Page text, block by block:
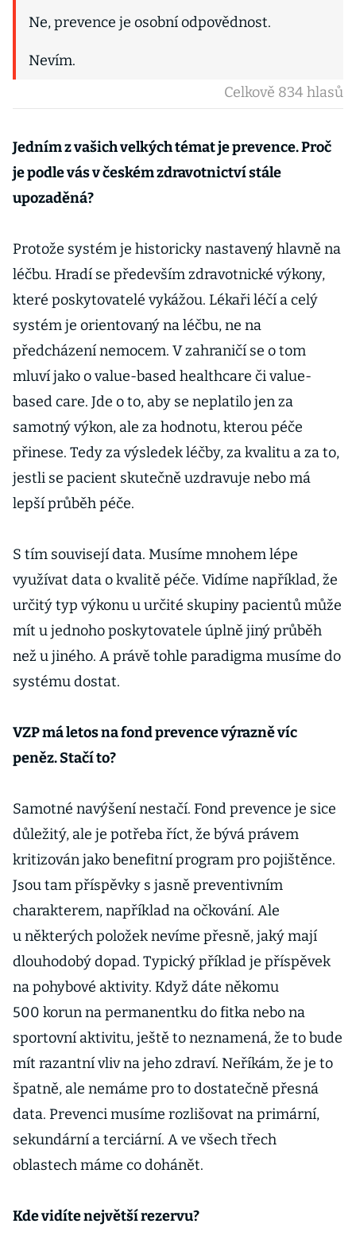
Ne, prevence je osobní odpovědnost.
Nevím.
Celkově 834 hlasů
Jedním z vašich velkých témat je prevence. Proč
je podle vás v českém zdravotnictví stále
upozaděná?
Protože systém je historicky nastavený hlavně na
léčbu. Hradí se především zdravotnické výkony,
které poskytovatelé vykážou. Lékaři léčí a celý
systém je orientovaný na léčbu, ne na
předcházení nemocem. V zahraničí se o tom
mluví jako o value-based healthcare či value-
based care. Jde o to, aby se neplatilo jen za
samotný výkon, ale za hodnotu, kterou péče
přinese. Tedy za výsledek léčby, za kvalitu a za to,
jestli se pacient skutečně uzdravuje nebo má
lepší průběh péče.
S tím souvisejí data. Musíme mnohem lépe
využívat data o kvalitě péče. Vidíme například, že
určitý typ výkonu u určité skupiny pacientů může
mít u jednoho poskytovatele úplně jiný průběh
než u jiného. A právě tohle paradigma musíme do
systému dostat.
VZP má letos na fond prevence výrazně víc
peněz. Stačí to?
Samotné navýšení nestačí. Fond prevence je sice
důležitý, ale je potřeba říct, že bývá právem
kritizován jako benefitní program pro pojištěnce.
Jsou tam příspěvky s jasně preventivním
charakterem, například na očkování. Ale
u některých položek nevíme přesně, jaký mají
dlouhodobý dopad. Typický příklad je příspěvek
na pohybové aktivity. Když dáte někomu
500 korun na permanentku do fitka nebo na
sportovní aktivitu, ještě to neznamená, že to bude
mít razantní vliv na jeho zdraví. Neříkám, že je to
špatně, ale nemáme pro to dostatečně přesná
data. Prevenci musíme rozlišovat na primární,
sekundární a terciární. A ve všech třech
oblastech máme co dohánět.
Kde vidíte největší rezervu?